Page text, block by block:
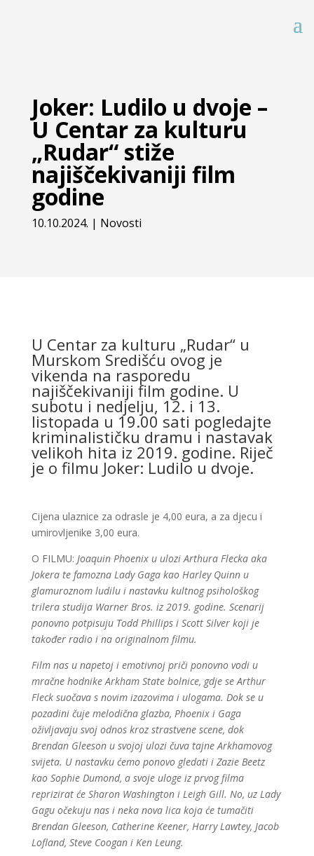
Joker: Ludilo u dvoje –
U Centar za kulturu
„Rudar“ stiže
najiščekivaniji film
godine
10.10.2024. | Novosti
U Centar za kulturu „Rudar“ u
Murskom Središću ovog je
vikenda na rasporedu
najiščekivaniji film godine. U
subotu i nedjelju, 12. i 13.
listopada u 19.00 sati pogledajte
kriminalističku dramu i nastavak
velikoh hita iz 2019. godine. Riječ
je o filmu Joker: Ludilo u dvoje.
Cijena ulaznice za odrasle je 4,00 eura, a za djecu i
umirovljenike 3,00 eura.
O FILMU: Joaquin Phoenix u ulozi Arthura Flecka aka
Jokera te famozna Lady Gaga kao Harley Quinn u
glamuroznom ludilu i nastavku kultnog psihološkog
trilera studija Warner Bros. iz 2019. godine. Scenarij
ponovno potpisuju Todd Phillips i Scott Silver koji je
također radio i na originalnom filmu.
Film nas u napetoj i emotivnoj priči ponovno vodi u
mračne hodnike Arkham State bolnice, gdje se Arthur
Fleck suočava s novim izazovima i ulogama. Dok se u
pozadini čuje melodična glazba, Phoenix i Gaga
oživljavaju svoj odnos kroz strastvene scene, dok
Brendan Gleeson u svojoj ulozi čuva tajne Arkhamovog
svijeta. U nastavku ćemo ponovo gledati i Zazie Beetz
kao Sophie Dumond, a svoje uloge iz prvog filma
reprizirat će Sharon Washington i Leigh Gill. No, uz Lady
Gagu očekuju nas i neka nova lica koja će tumačiti
Brendan Gleeson, Catherine Keener, Harry Lawtey, Jacob
Lofland, Steve Coogan i Ken Leung.